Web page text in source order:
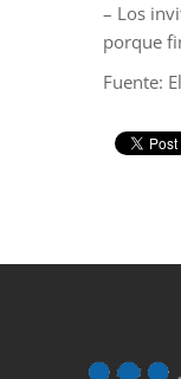
– Los
porque
Fuente: